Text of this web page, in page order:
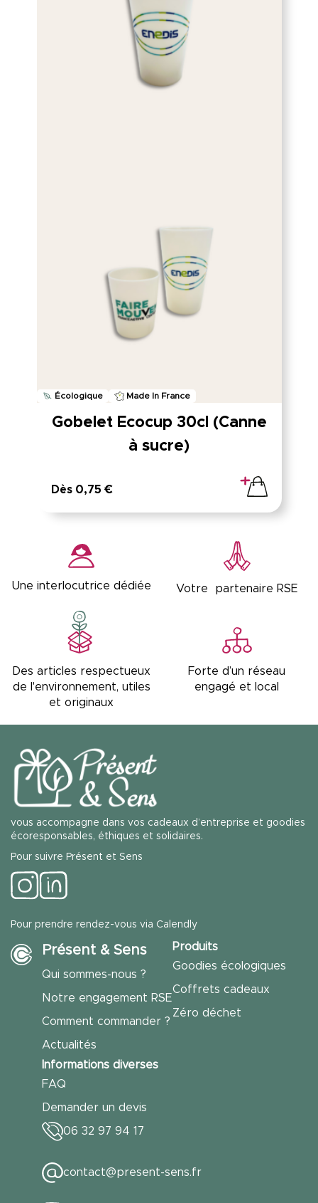
Écologique Made In France
Gobelet Ecocup 30cl (Canne
à sucre)
Dès 0,75 €
Une interlocutrice dédiée Votre partenaire RSE
Des articles respectueux
de l'environnement, utiles
et originaux
Forte d’un réseau
engagé et local
vous accompagne dans vos cadeaux d’entreprise et goodies
écoresponsables, éthiques et solidaires.
Pour suivre Présent et Sens
Pour prendre rendez-vous via Calendly
Présent & Sens
Qui sommes-nous ?
Notre engagement RSE
Comment commander ?
Actualités
Produits
Goodies écologiques
Coffrets cadeaux
Zéro déchet
Informations diverses
FAQ
Demander un devis
06 32 97 94 17
contact@present-sens.fr